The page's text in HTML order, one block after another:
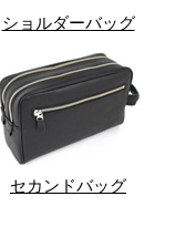
ショルダーバッグ
セカンドバッグ